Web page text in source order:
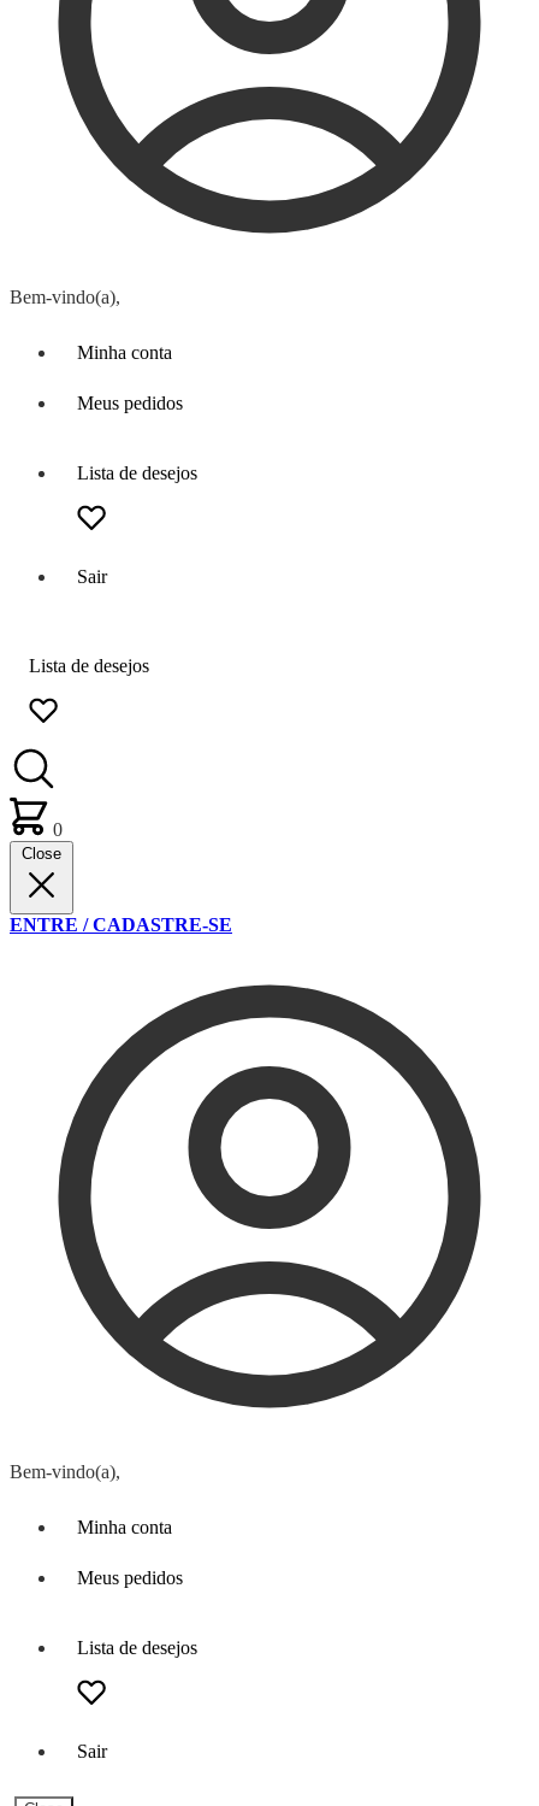
Bem-vindo(a),
Minha conta
Meus pedidos
Lista de desejos
Sair
Lista de desejos
0
Close
ENTRE / CADASTRE-SE
Bem-vindo(a),
Minha conta
Meus pedidos
Lista de desejos
Sair